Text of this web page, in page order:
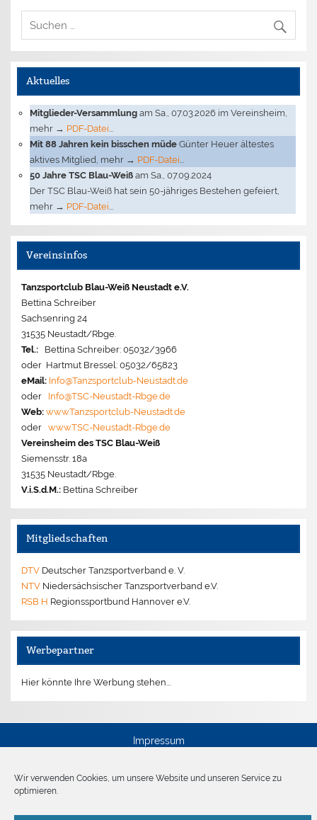
Wir verwenden Cookies, um unsere Website und unseren Service zu
optimieren.
Aktuelles
Mitglieder-Versammlungam Sa., 07.03.2026 im Vereinsheim,
mehr → PDF-Datei...
Mit 88 Jahren kein bisschen müdeGünter Heuer ältestes
aktives Mitglied, mehr → PDF-Datei...
50 Jahre TSC Blau-Weißam Sa., 07.09.2024
Der TSC Blau-Weiß hat sein 50-jähriges Bestehen gefeiert,
mehr → PDF-Datei...
Vereinsinfos
Tanzsportclub Blau-Weiß Neustadt e.V.
Bettina Schreiber
Sachsenring 24
31535 Neustadt/Rbge.
Tel.: Bettina Schreiber: 05032/3966
oder Hartmut Bressel: 05032/65823
eMail: Info@Tanzsportclub-Neustadt.de
oder Info@TSC-Neustadt-Rbge.de
Web: www.Tanzsportclub-Neustadt.de
oderwww.TSC-Neustadt-Rbge.de
Vereinsheim des TSC Blau-Weiß
Siemensstr. 18a
31535 Neustadt/Rbge.
V.i.S.d.M.: Bettina Schreiber
Mitgliedschaften
DTV Deutscher Tanzsportverband e. V.
NTV Niedersächsischer Tanzsportverband e.V.
RSB H Regionssportbund Hannover e.V.
Werbepartner
Hier könnte Ihre Werbung stehen...
Impressum